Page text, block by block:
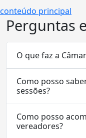
conteúdo principal
Perguntas
O que faz a
Como posso
sessões?
Como posso
vereadores?